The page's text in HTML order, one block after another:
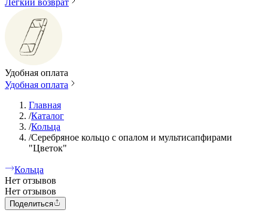
Легкий возврат
Удобная оплата
Удобная оплата
Главная
/Каталог
/Кольца
/Серебряное кольцо с опалом и мультисапфирами
"Цветок"
Кольца
Нет отзывов
Нет отзывов
Поделиться